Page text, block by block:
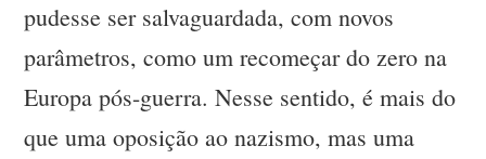
pudesse ser salvaguardada, com novos
parâmetros, como um recomeçar do zero na
Europa pós-guerra. Nesse sentido, é mais do
que uma oposição ao nazismo, mas uma